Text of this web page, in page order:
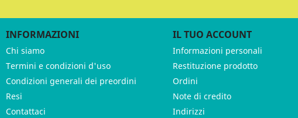
INFORMAZIONI
Chi siamo
Termini e condizioni d'uso
Condizioni generali dei preordini
Resi
Contattaci
IL TUO ACCOUNT
Informazioni personali
Restituzione prodotto
Ordini
Note di credito
Indirizzi